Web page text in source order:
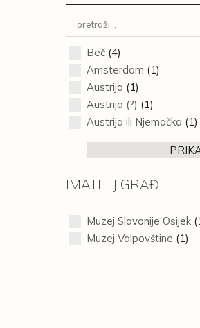
Beč(4)
Amsterdam (1)
Austrija (1)
Austrija (?) (1)
Austrija ili Njemačka (1)
IMATELJ GRAĐE
Muzej Slavonije Osijek
Muzej Valpovštine (1)